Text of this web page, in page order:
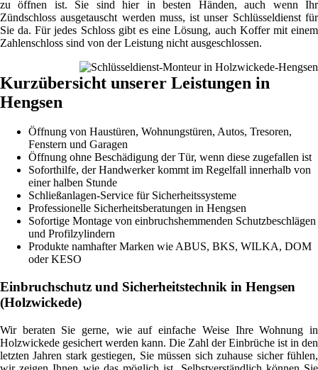
zu öffnen ist. Sie sind hier in besten Händen, auch wenn Ihr
Zündschloss ausgetauscht werden muss, ist unser Schlüsseldienst für
Sie da. Für jedes Schloss gibt es eine Lösung, auch Koffer mit einem
Zahlenschloss sind von der Leistung nicht ausgeschlossen.
Kurzübersicht unserer Leistungen in
Hengsen
Öffnung von Haustüren, Wohnungstüren, Autos, Tresoren,
Fenstern und Garagen
Öffnung ohne Beschädigung der Tür, wenn diese zugefallen ist
Soforthilfe, der Handwerker kommt im Regelfall innerhalb von
einer halben Stunde
Schließanlagen-Service für Sicherheitssysteme
Professionelle Sicherheitsberatungen in Hengsen
Sofortige Montage von einbruchshemmenden Schutzbeschlägen
und Profilzylindern
Produkte namhafter Marken wie ABUS, BKS, WILKA, DOM
oder KESO
Einbruchschutz und Sicherheitstechnik in Hengsen
(Holzwickede)
Wir beraten Sie gerne, wie auf einfache Weise Ihre Wohnung in
Holzwickede gesichert werden kann. Die Zahl der Einbrüche ist in den
letzten Jahren stark gestiegen, Sie müssen sich zuhause sicher fühlen,